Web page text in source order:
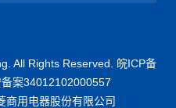
All Rights Reserved. 皖ICP备
案34012102000557
商用电器股份有限公司